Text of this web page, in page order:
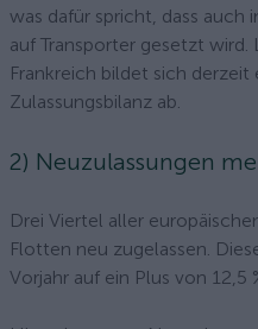
was dafür spricht, dass auch
auf Transporter gesetzt wird.
Frankreich bildet sich derzeit
Zulassungsbilanz ab.
2) Neuzulassungen
Drei Viertel aller
Flotten neu zugelassen.
Vorjahr auf ein Plus von 12,5